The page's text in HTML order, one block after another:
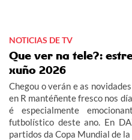
NOTICIAS DE TV
Que ver na tele?:
xuño 2026
Chegou o verán e as
en R mantéñente fresco nos
é especialmente
futbolístico deste ano. En
partidos da Copa Mundial de